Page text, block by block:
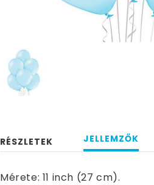
RÉSZLETEK JELLEMZŐK
Mérete: 11 inch (27 cm).